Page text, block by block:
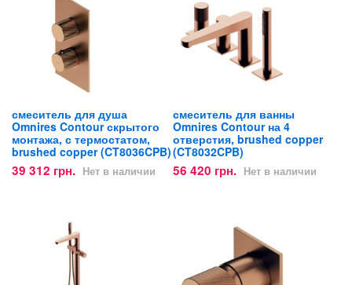
смеситель для душа
Omnires Contour скрытого
монтажа, с термостатом,
brushed copper (CT8036CPB)
39 312 грн. Нет в наличии
смеситель для ванны
Omnires Contour на 4
отверстия, brushed copper
(CT8032CPB)
56 420 грн. Нет в наличии